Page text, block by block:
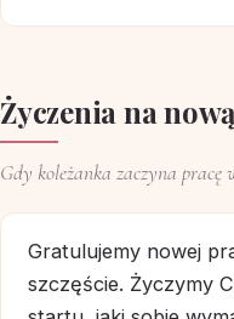
Życzenia na
Gdy koleżanka zaczyna
Gratulujemy nowej
szczęście. Życzymy